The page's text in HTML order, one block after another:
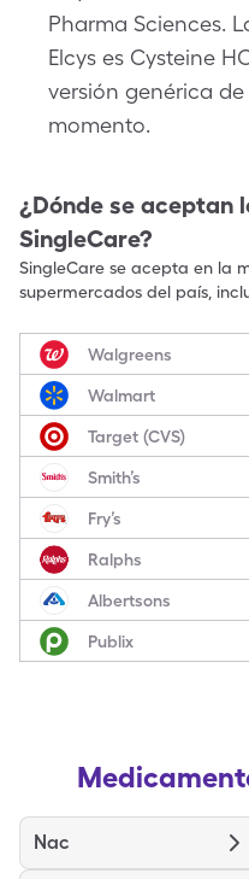
Pharma Sciences.
Elcys es Cysteine
versión genérica
momento.
¿Dónde se aceptan
SingleCare?
SingleCare se acepta en la
supermercados del país,
Walgreens
Walmart
Target (CVS)
Smith’s
Fry’s
Ralphs
Albertsons
Publix
Nac